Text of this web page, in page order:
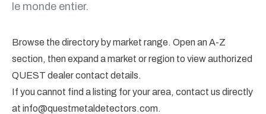
le monde entier.
Browse the directory by market range. Open an A-Z
section, then expand a market or region to view authorized
QUEST dealer contact details.
If you cannot find a listing for your area, contact us directly
at info@questmetaldetectors.com.